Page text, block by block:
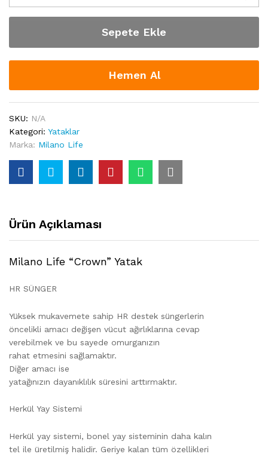
"Crown"
Yatak
Sepete Ekle
Hemen Al
SKU: N/A
Kategori: Yataklar
Marka: Milano Life
Ürün Açıklaması
Milano Life “Crown” Yatak
HR SÜNGER
Yüksek mukavemete sahip HR destek süngerlerin
öncelikli amacı değişen vücut ağırlıklarına cevap
verebilmek ve bu sayede omurganızın
rahat etmesini sağlamaktır.
Diğer amacı ise
yatağınızın dayanıklılık süresini arttırmaktır.
Herkül Yay Sistemi
Herkül yay sistemi, bonel yay sisteminin daha kalın
tel ile üretilmiş halidir. Geriye kalan tüm özellikleri